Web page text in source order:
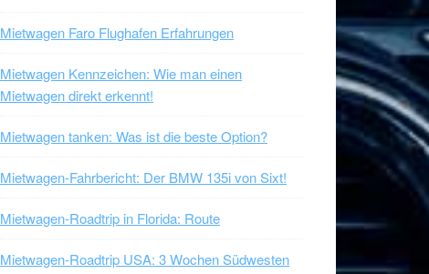
Mietwagen Faro Flughafen Erfahrungen
Mietwagen Kennzeichen: Wie man einen
Mietwagen direkt erkennt!
Mietwagen tanken: Was ist die beste Option?
Mietwagen-Fahrbericht: Der BMW 135i von Sixt!
Mietwagen-Roadtrip in Florida: Route
Mietwagen-Roadtrip USA: 3 Wochen Südwesten